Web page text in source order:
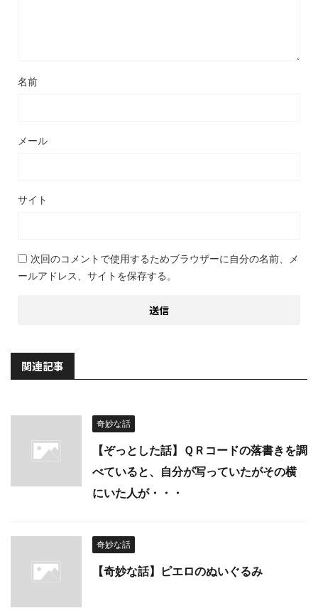
名前
メール
サイト
次回のコメントで使用するためブラウザーに自分の名前、メ
ールアドレス、サイトを保存する。
関連記事
奇妙な話
【ぞっとした話】ＱＲコードの落書きを調
べていると、自分が写っていたがその横
にいた人が・・・
奇妙な話
【奇妙な話】ピエロのぬいぐるみ